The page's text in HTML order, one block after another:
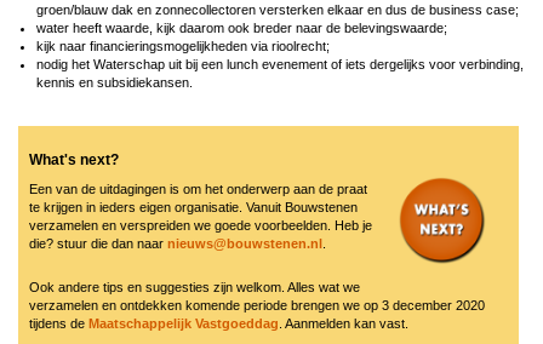
groen/blauw dak en zonnecollectoren versterken elkaar en dus de business case;
water heeft waarde, kijk daarom ook breder naar de belevingswaarde;
kijk naar financieringsmogelijkheden via rioolrecht;
nodig het Waterschap uit bij een lunch evenement of iets dergelijks voor verbinding,
kennis en subsidiekansen.
What's next?
Een van de uitdagingen is om het onderwerp aan de praat
te krijgen in ieders eigen organisatie. Vanuit Bouwstenen
verzamelen en verspreiden we goede voorbeelden. Heb je
die? stuur die dan naar nieuws@bouwstenen.nl
Ook andere tips en suggesties zijn welkom. Alles wat we
verzamelen en ontdekken komende periode brengen we op 3 december 2020
tijdens de Maatschappelijk Vastgoeddag . Aanmelden kan vast.